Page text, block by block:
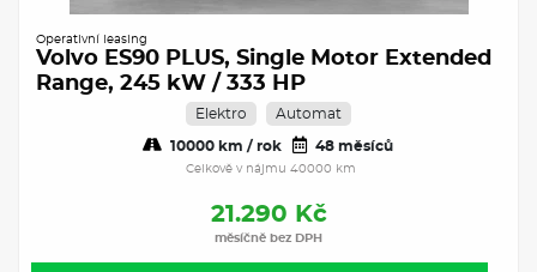
Operativní leasing
Volvo ES90 PLUS, Single Motor Extended
Range, 245 kW / 333 HP
Elektro Automat
10000 km / rok 48 měsíců
Celkově v nájmu 40000 km
21.290 Kč
měsíčně bez DPH